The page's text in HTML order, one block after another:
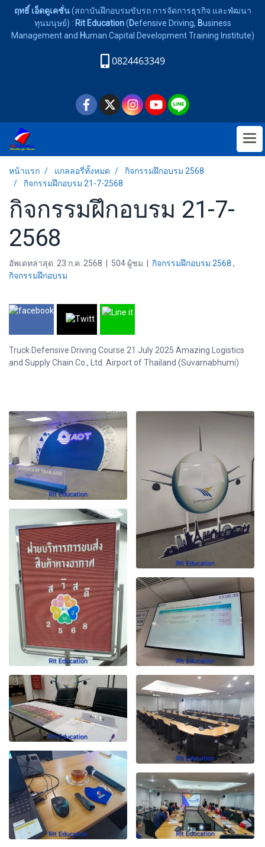
ฤทธิ์ เอ็ดดูเคชั่น(สถาบันฝึกอบรมขับรถ การจัดการธุรกิจ และพํฒนา
ทุนมนุษย์) : Rit Education(Defensive Driving, Business
Management and Human Capital Development Training Institute)
0824463349
หน้าแรก แกลลอรี่ทั้งหมด
กิจกรรมฝึกอบรม 2568
กิจกรรมฝึกอบรม 21-7-2568
กิจกรรมฝึกอบรม 21-7-
2568
อัพเดทล่าสุด: 23 ก.ค. 2568 504 ผู้ชม กิจกรรมฝึกอบรม 2568 ,
กิจกรรมฝึกอบรม
Truck Defensive Driving Course 21 July 2025 Amazing Logistics
and Supply Chain Co., Ltd. Airport of Thailand (Suvarnabhumi)